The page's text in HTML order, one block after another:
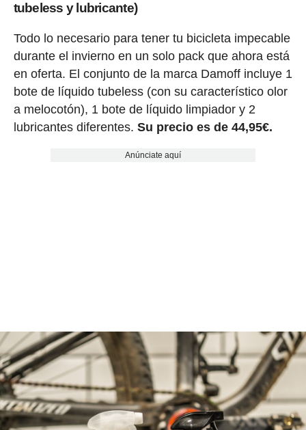
tubeless y lubricante)
Todo lo necesario para tener tu bicicleta impecable
durante el invierno en un solo pack que ahora está
en oferta. El conjunto de la marca Damoff incluye 1
bote de líquido tubeless (con su característico olor
a melocotón), 1 bote de líquido limpiador y 2
lubricantes diferentes. Su precio es de 44,95€.
Anúnciate aquí